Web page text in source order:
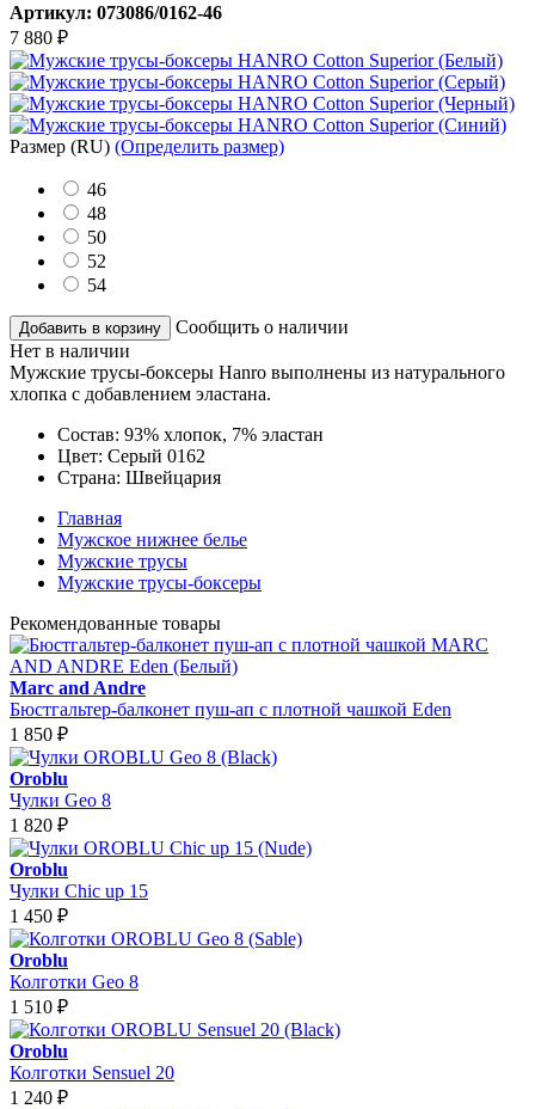
Артикул: 073086/0162-46
7 880 ₽
Размер (RU) (Определить размер)
46
48
50
52
54
Добавить в корзину
Сообщить о наличии
Нет в наличии
Мужские трусы-боксеры Hanro выполнены из натурального
хлопка с добавлением эластана.
Состав: 93% хлопок, 7% эластан
Цвет: Серый 0162
Страна: Швейцария
Главная
Мужское нижнее белье
Мужские трусы
Мужские трусы-боксеры
Рекомендованные товары
Marc and Andre
Бюстгальтер-балконет пуш-ап с плотной чашкой Eden
1 850 ₽
Oroblu
Чулки Geo 8
1 820 ₽
Oroblu
Чулки Chic up 15
1 450 ₽
Oroblu
Колготки Geo 8
1 510 ₽
Oroblu
Колготки Sensuel 20
1 240 ₽